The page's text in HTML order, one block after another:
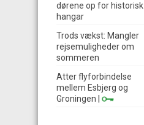
dørene op for historisk
hangar
Trods vækst: Mangler
rejsemuligheder om
sommeren
Atter flyforbindelse
mellem Esbjerg og
Groningen